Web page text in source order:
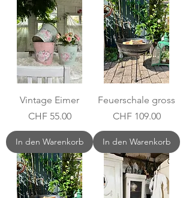
Vintage Eimer
Preis
CHF 55.00
In den Warenkorb
Feuerschale gross
Preis
CHF 109.00
In den Warenkorb